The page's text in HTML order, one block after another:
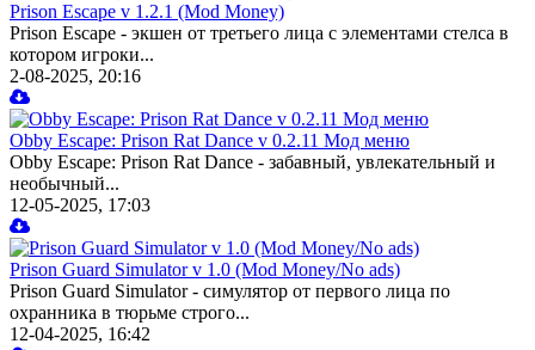
Prison Escape v 1.2.1 (Mod Money)
Prison Escape - экшен от третьего лица с элементами стелса в
котором игроки...
2-08-2025, 20:16
Obby Escape: Prison Rat Dance v 0.2.11 Мод меню
Obby Escape: Prison Rat Dance - забавный, увлекательный и
необычный...
12-05-2025, 17:03
Prison Guard Simulator v 1.0 (Mod Money/No ads)
Prison Guard Simulator - симулятор от первого лица по
охранника в тюрьме строго...
12-04-2025, 16:42